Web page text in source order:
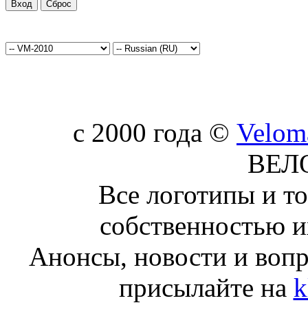
c 2000 года ©
Все логотипы и
собственностью
Анонсы, новости и
присылайте на